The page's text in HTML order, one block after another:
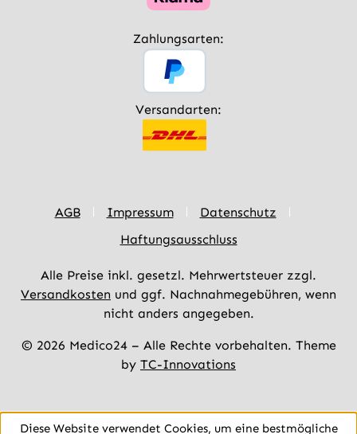
Zahlungsarten:
Versandarten:
AGB Impressum
Datenschutz
Haftungsausschluss
Alle Preise inkl. gesetzl. Mehrwertsteuer zzgl.
Versandkosten und ggf. Nachnahmegebühren, wenn
nicht anders angegeben.
© 2026 Medico24 – Alle Rechte vorbehalten. Theme
by TC-Innovations
Diese Website verwendet Cookies, um eine bestmögliche